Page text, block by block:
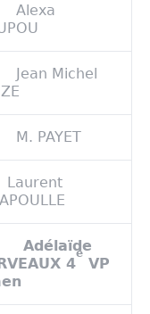
Michel
PAYET
Laurent
Adélaïde
4
e
VP